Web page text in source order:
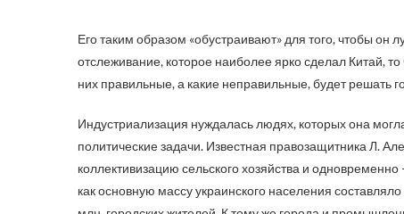
Его таким образом «обустраивают» для того, чтобы
отслеживание, которое наиболее ярко сделал Китай,
них правильные, а какие неправильные, будет решать
Индустриализация нуждалась людях, которых она
политические задачи. Известная правозащитника Л.
коллективизацию сельского хозяйства и
как основную массу украинского населения